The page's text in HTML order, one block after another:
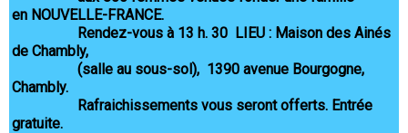
en NOUVELLE-FRANCE.
Rendez-vous à 13 h. 30 LIEU : Maison des Ainés
de Chambly,
(salle au sous-sol), 1390 avenue Bourgogne,
Chambly.
Rafraichissements vous seront offerts. Entrée
gratuite.